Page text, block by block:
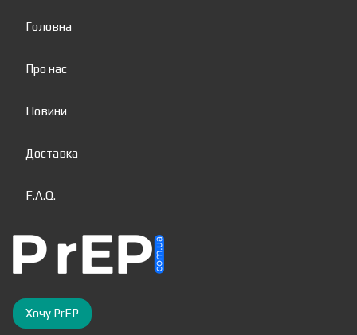
Головна
Про нас
Новини
Доставка
F.A.Q.
Хочу PrEP